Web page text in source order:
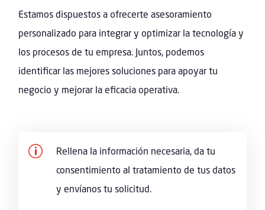
Estamos dispuestos a ofrecerte asesoramiento
personalizado para integrar y optimizar la tecnología y
los procesos de tu empresa. Juntos, podemos
identificar las mejores soluciones para apoyar tu
negocio y mejorar la eficacia operativa.
p
Rellena la información necesaria, da tu
consentimiento al tratamiento de tus datos
y envíanos tu solicitud.